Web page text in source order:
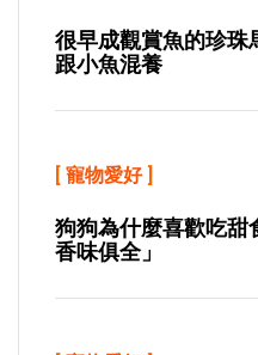
很早成觀賞魚的珍珠
跟小魚混養
[ 寵物愛好]
狗狗為什麼喜歡吃甜
香味俱全」